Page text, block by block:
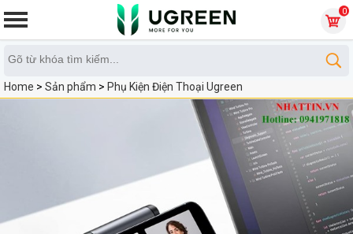
0
Home > Sản phẩm > Phụ Kiện Điện Thoại Ugreen